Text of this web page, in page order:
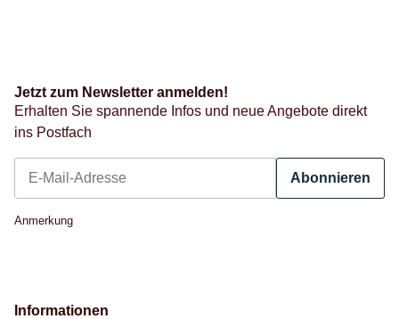
Jetzt zum Newsletter anmelden!
Erhalten Sie spannende Infos und neue Angebote direkt
ins Postfach
Abonnieren
Anmerkung
Informationen